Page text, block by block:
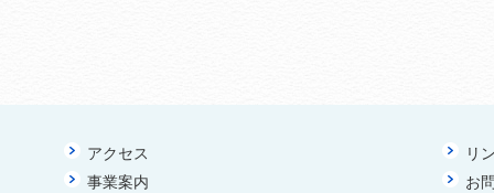
アクセス
事業案内
リ
お